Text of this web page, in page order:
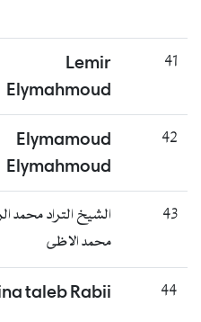
Lemir
Elymahmoud
Elymamoud
Elymahmoud
الشيخ التراد محمد الراظى
محمد الاظى
Zeina taleb Rabii